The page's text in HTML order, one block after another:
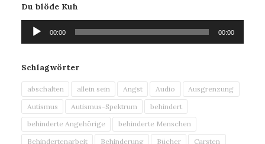
Du blöde Kuh
Audio-
Player
00:00 00:00
Schlagwörter
abschalten allein sein Angst Audio
Ausgrenzung
Autismus
Autismus-Spektrum
behindert
behinderte Angehörige
behinderte Menschen
Behindertenarbeit
Behinderung Bücher Carsten